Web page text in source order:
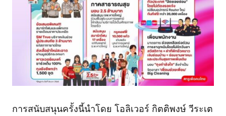
การสนับสนุนครั้งนี้นำโดย โอลิเวอร์ กิตติพงษ์ วีระเต